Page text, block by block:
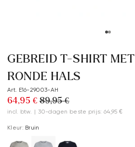
GEBREID T-SHIRT MET
RONDE HALS
Art. E16-29003-AH
64,95 € 89,95 €
incl. btw. | 30-dagen beste prijs: 64,95 €
Kleur: Bruin